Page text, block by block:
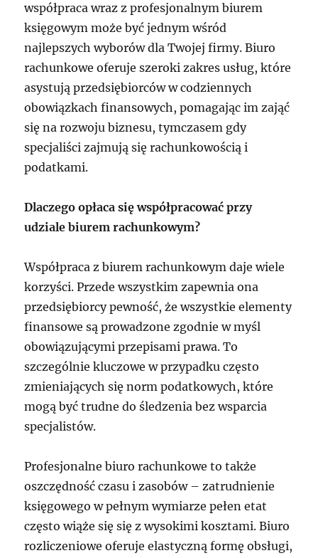
współpraca wraz z profesjonalnym biurem
księgowym może być jednym wśród
najlepszych wyborów dla Twojej firmy. Biuro
rachunkowe oferuje szeroki zakres usług, które
asystują przedsiębiorców w codziennych
obowiązkach finansowych, pomagając im zająć
się na rozwoju biznesu, tymczasem gdy
specjaliści zajmują się rachunkowością i
podatkami.
Dlaczego opłaca się współpracować przy
udziale biurem rachunkowym?
Współpraca z biurem rachunkowym daje wiele
korzyści. Przede wszystkim zapewnia ona
przedsiębiorcy pewność, że wszystkie elementy
finansowe są prowadzone zgodnie w myśl
obowiązującymi przepisami prawa. To
szczególnie kluczowe w przypadku często
zmieniających się norm podatkowych, które
mogą być trudne do śledzenia bez wsparcia
specjalistów.
Profesjonalne biuro rachunkowe to także
oszczędność czasu i zasobów – zatrudnienie
księgowego w pełnym wymiarze pełen etat
często wiąże się się z wysokimi kosztami. Biuro
rozliczeniowe oferuje elastyczną formę obsługi,